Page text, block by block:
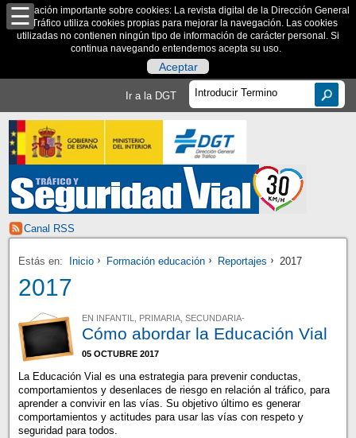
Información importante sobre cookies: La revista digital de la Dirección General
de Tráfico utiliza cookies propias para mejorar la navegación. Las cookies
utilizadas no contienen ningún tipo de información de carácter personal. Si
continua navegando entendemos acepta su uso.
Aceptar
Ir a la DGT
Canal RSS
Estás en: Inicio Formación educación Reportajes 2017
2017
EN INFANTIL, PRIMARIA, SECUNDARIA-
Cómo abordar la Educación Vial
05 OCTUBRE 2017
La Educación Vial es una estrategia para prevenir conductas,
comportamientos y desenlaces de riesgo en relación al tráfico, para
aprender a convivir en las vías. Su objetivo último es generar
comportamientos y actitudes para usar las vías con respeto y
seguridad para todos.